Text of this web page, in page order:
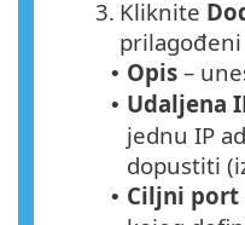
3. Kliknite
• Opis –
• Udaljena
jednu IP
dopustiti
• Ciljni port